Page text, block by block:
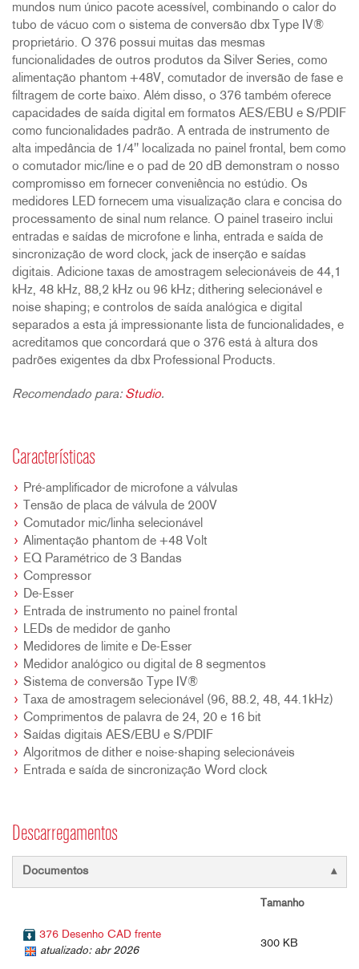
mundos num único pacote acessível, combinando o calor do
tubo de vácuo com o sistema de conversão dbx Type IV®
proprietário. O 376 possui muitas das mesmas
funcionalidades de outros produtos da Silver Series, como
alimentação phantom +48V, comutador de inversão de fase e
filtragem de corte baixo. Além disso, o 376 também oferece
capacidades de saída digital em formatos AES/EBU e S/PDIF
como funcionalidades padrão. A entrada de instrumento de
alta impedância de 1/4" localizada no painel frontal, bem como
o comutador mic/line e o pad de 20 dB demonstram o nosso
compromisso em fornecer conveniência no estúdio. Os
medidores LED fornecem uma visualização clara e concisa do
processamento de sinal num relance. O painel traseiro inclui
entradas e saídas de microfone e linha, entrada e saída de
sincronização de word clock, jack de inserção e saídas
digitais. Adicione taxas de amostragem selecionáveis de 44,1
kHz, 48 kHz, 88,2 kHz ou 96 kHz; dithering selecionável e
noise shaping; e controlos de saída analógica e digital
separados a esta já impressionante lista de funcionalidades, e
acreditamos que concordará que o 376 está à altura dos
padrões exigentes da dbx Professional Products.
Recomendado para: Studio.
Características
Pré-amplificador de microfone a válvulas
Tensão de placa de válvula de 200V
Comutador mic/linha selecionável
Alimentação phantom de +48 Volt
EQ Paramétrico de 3 Bandas
Compressor
De-Esser
Entrada de instrumento no painel frontal
LEDs de medidor de ganho
Medidores de limite e De-Esser
Medidor analógico ou digital de 8 segmentos
Sistema de conversão Type IV®
Taxa de amostragem selecionável (96, 88.2, 48, 44.1kHz)
Comprimentos de palavra de 24, 20 e 16 bit
Saídas digitais AES/EBU e S/PDIF
Algoritmos de dither e noise-shaping selecionáveis
Entrada e saída de sincronização Word clock
Descarregamentos
Documentos
Tamanho
376 Desenho CAD frente
atualizado: abr 2026
300 KB